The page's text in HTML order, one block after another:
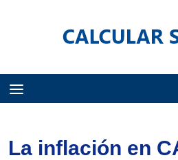
La inflación en